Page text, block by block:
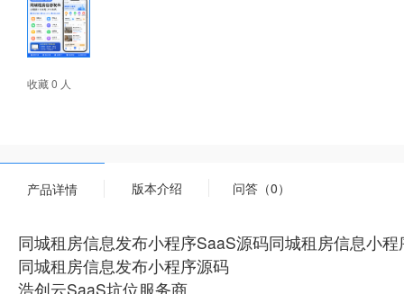
收藏 0 人
产品详情 版本介绍 问答（0）
同城租房信息发布小程序SaaS源码同城租房信息小
同城租房信息发布小程序源码
浩创云SaaS坑位服务商